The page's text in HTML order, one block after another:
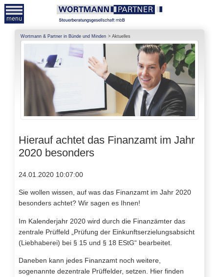
Wortmann & Partner in Bünde und Minden Aktuelles
Hierauf achtet das Finanzamt im Jahr
2020 besonders
24.01.2020 10:07:00
Sie wollen wissen, auf was das Finanzamt im Jahr 2020
besonders achtet? Wir sagen es Ihnen!
Im Kalenderjahr 2020 wird durch die Finanzämter das
zentrale Prüffeld „Prüfung der Einkunftserzielungsabsicht
(Liebhaberei) bei § 15 und § 18 EStG“ bearbeitet.
Daneben kann jedes Finanzamt noch weitere,
sogenannte dezentrale Prüffelder, setzen. Hier finden